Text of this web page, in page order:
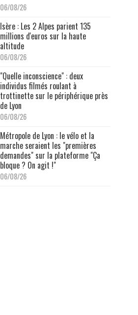
06/08/26
Isère : Les 2 Alpes parient 135
millions d'euros sur la haute
altitude
06/08/26
"Quelle inconscience" : deux
individus filmés roulant à
trottinette sur le périphérique près
de Lyon
06/08/26
Métropole de Lyon : le vélo et la
marche seraient les "premières
demandes" sur la plateforme "Ça
bloque ? On agit !"
06/08/26